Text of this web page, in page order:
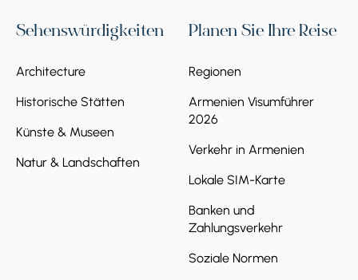
Sehenswürdigkeiten
Architecture
Historische Stätten
Künste & Museen
Natur & Landschaften
Planen Sie Ihre Reise
Regionen
Armenien Visumführer
2026
Verkehr in Armenien
Lokale SIM-Karte
Banken und
Zahlungsverkehr
Soziale Normen